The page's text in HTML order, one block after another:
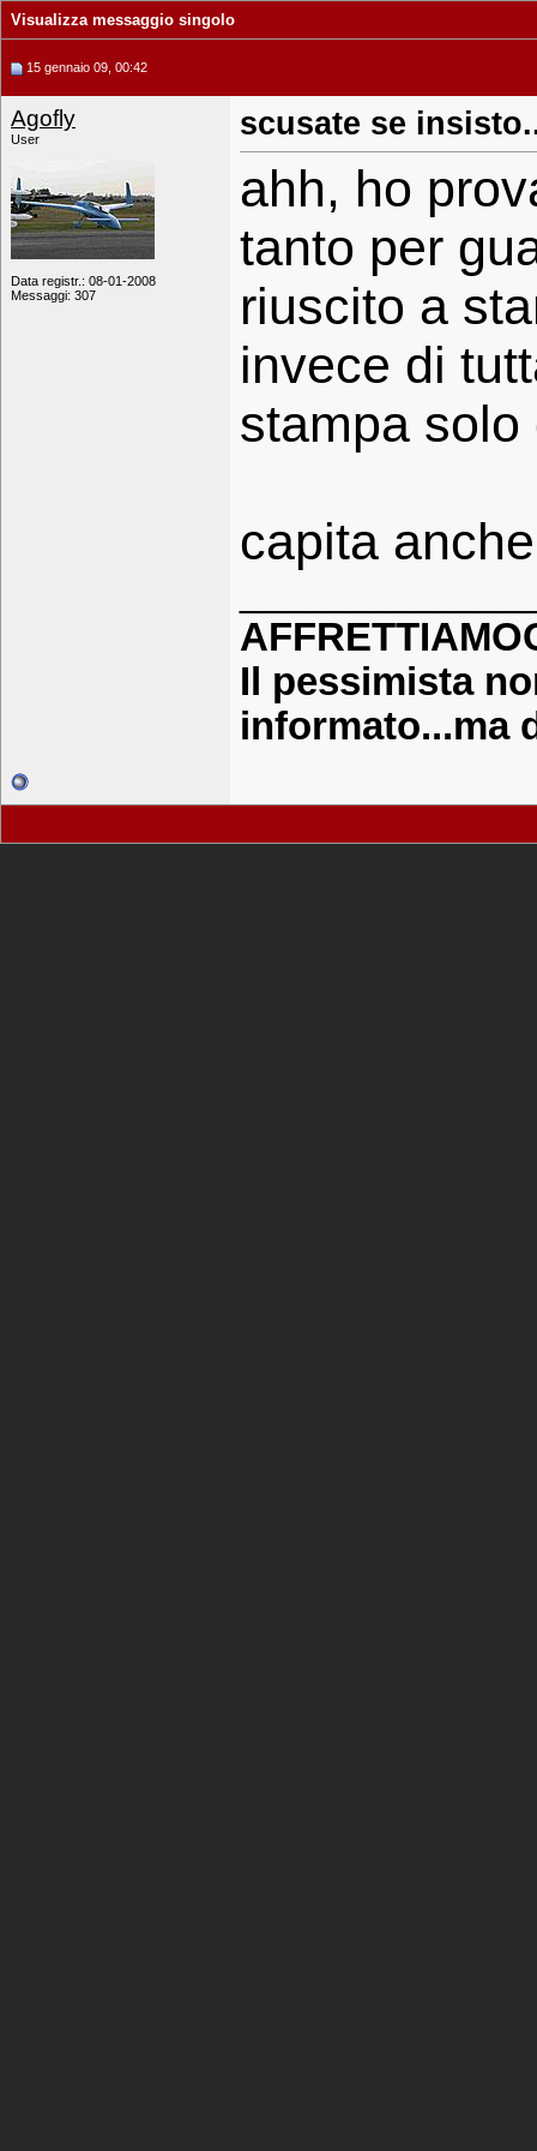
Visualizza messaggio singolo
15 gennaio 09, 00:42
Agofly
User
Data registr.: 08-01-2008
Messaggi: 307
scusate se
ahh, ho
tanto per
riuscito a
invece di
stampa
capita
Il pessimista
informato...ma